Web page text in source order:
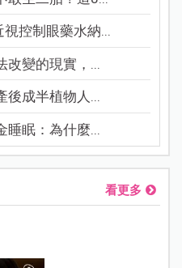
控制眼藥水納...
改變的現實，...
後成半植物人...
睡眠：為什麼...
看更多